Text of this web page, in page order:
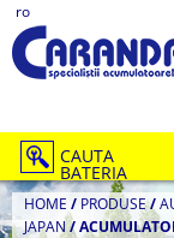
ro
CAUTA
BATERIA
HOME / PRODUSE/
JAPAN/